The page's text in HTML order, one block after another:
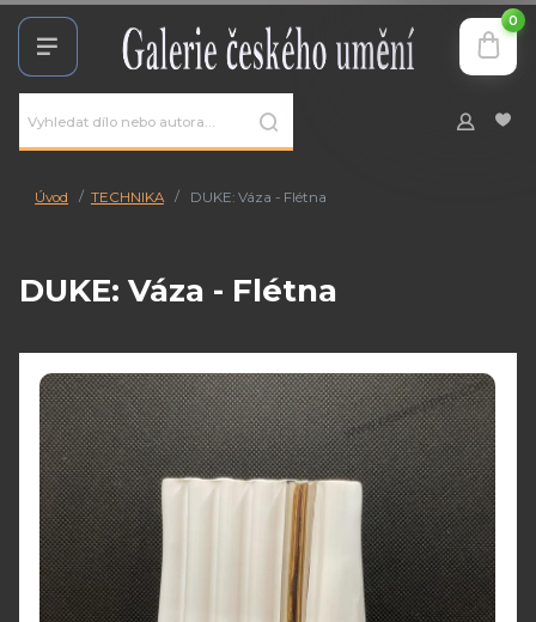
0
Úvod TECHNIKA DUKE: Váza - Flétna
DUKE: Váza - Flétna